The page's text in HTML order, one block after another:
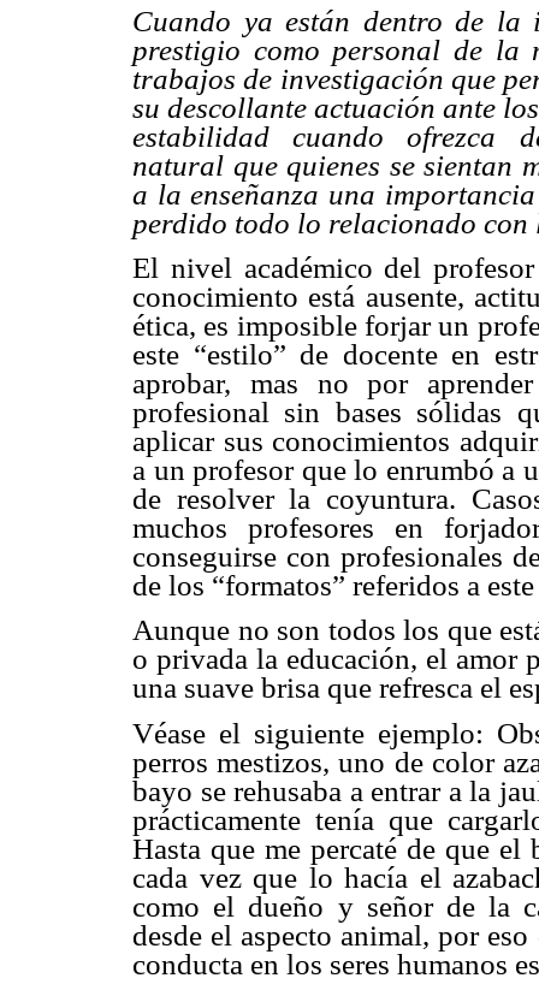
Cuando ya están dentro de
prestigio como personal de la
trabajos de investigación que
su descollante actuación ante
estabilidad cuando ofrezca
natural que quienes se sientan
a la enseñanza una
perdido todo lo relacionado
El nivel académico del
conocimiento está ausente,
ética, es imposible forjar un
este “estilo” de docente en
aprobar, mas no por
profesional sin bases sólidas
aplicar sus conocimientos
a un profesor que lo enrumbó a
de resolver la coyuntura.
muchos profesores en
conseguirse con profesionales
de los “formatos” referidos a
Aunque no son todos los que
o privada la educación, el amor
una suave brisa que refresca el
Véase el siguiente ejemplo:
perros mestizos, uno de color
bayo se rehusaba a entrar a la
prácticamente tenía que
Hasta que me percaté de que el
cada vez que lo hacía el
como el dueño y señor de la
desde el aspecto animal, por
conducta en los seres humanos